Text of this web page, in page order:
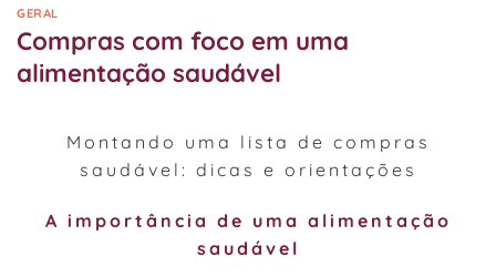
GERAL
Compras com foco em uma
alimentação saudável
Montando uma lista de compras
saudável: dicas e orientações
A importância de uma alimentação
saudável